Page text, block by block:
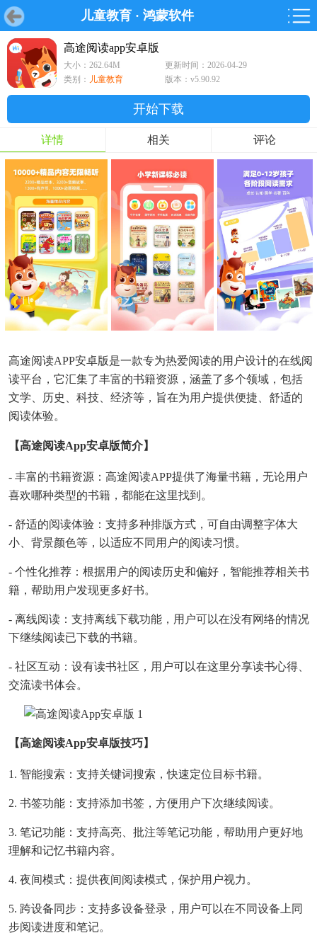
儿童教育 · 鸿蒙软件
首页 游戏 软件
首页 游戏 软件 鸿蒙
游戏
鸿蒙
软件
专题
高途阅读app安卓版
大小：262.64M
更新时间：2026-04-29
类别： 儿童教育 版本：v5.90.92
开始下载
详情 相关 评论
高途阅读APP安卓版是一款专为热爱阅读的用户设计的在线阅
读平台，它汇集了丰富的书籍资源，涵盖了多个领域，包括
文学、历史、科技、经济等，旨在为用户提供便捷、舒适的
阅读体验。
【高途阅读app安卓版简介】
- 丰富的书籍资源：高途阅读APP提供了海量书籍，无论用户
喜欢哪种类型的书籍，都能在这里找到。
- 舒适的阅读体验：支持多种排版方式，可自由调整字体大
小、背景颜色等，以适应不同用户的阅读习惯。
- 个性化推荐：根据用户的阅读历史和偏好，智能推荐相关书
籍，帮助用户发现更多好书。
- 离线阅读：支持离线下载功能，用户可以在没有网络的情况
下继续阅读已下载的书籍。
- 社区互动：设有读书社区，用户可以在这里分享读书心得、
交流读书体会。
【高途阅读app安卓版技巧】
1. 智能搜索：支持关键词搜索，快速定位目标书籍。
2. 书签功能：支持添加书签，方便用户下次继续阅读。
3. 笔记功能：支持高亮、批注等笔记功能，帮助用户更好地
理解和记忆书籍内容。
4. 夜间模式：提供夜间阅读模式，保护用户视力。
5. 跨设备同步：支持多设备登录，用户可以在不同设备上同
步阅读进度和笔记。